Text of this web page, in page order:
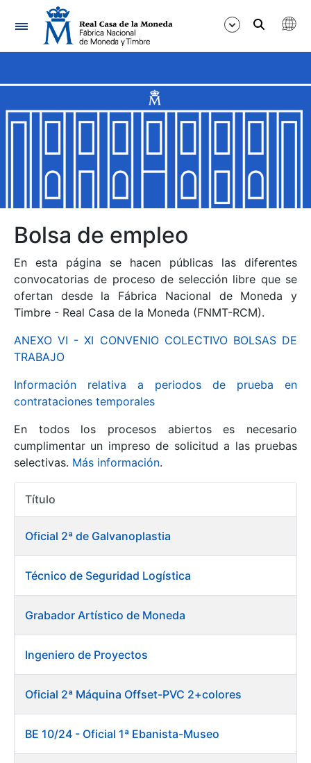
Navegación
Mostrar/Ocultar
Mostrar/Ocultar
Mostrar/Ocultar
Mostrar/Ocultar
Mostrar/Ocultar
Mostrar/Ocultar
Mostrar/Ocultar
Bolsa de empleo
En esta página se hacen públicas las diferentes
convocatorias de proceso de selección libre que se
ofertan desde la Fábrica Nacional de Moneda y
Timbre - Real Casa de la Moneda (FNMT-RCM).
ANEXO VI - XI CONVENIO COLECTIVO BOLSAS DE
TRABAJO
Información relativa a periodos de prueba en
contrataciones temporales
En todos los procesos abiertos es necesario
cumplimentar un impreso de solicitud a las pruebas
selectivas. Más información.
Título
Oficial 2ª de Galvanoplastia
Técnico de Seguridad Logística
Grabador Artístico de Moneda
Ingeniero de Proyectos
Oficial 2ª Máquina Offset-PVC 2+colores
BE 10/24 - Oficial 1ª Ebanista-Museo